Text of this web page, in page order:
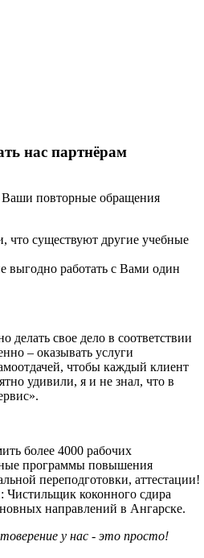
нас партнёрам
Ваши повторные обращения
существуют другие учебные
выгодно работать с Вами один
делать свое дело в соответствии
– оказывать услуги
чтобы каждый клиент
удивили, я и не знал, что в
более 4000 рабочих
программы повышения
переподготовки, аттестации!
Чистильщик коконного сдира
направлений в Ангарске.
у нас - это просто!